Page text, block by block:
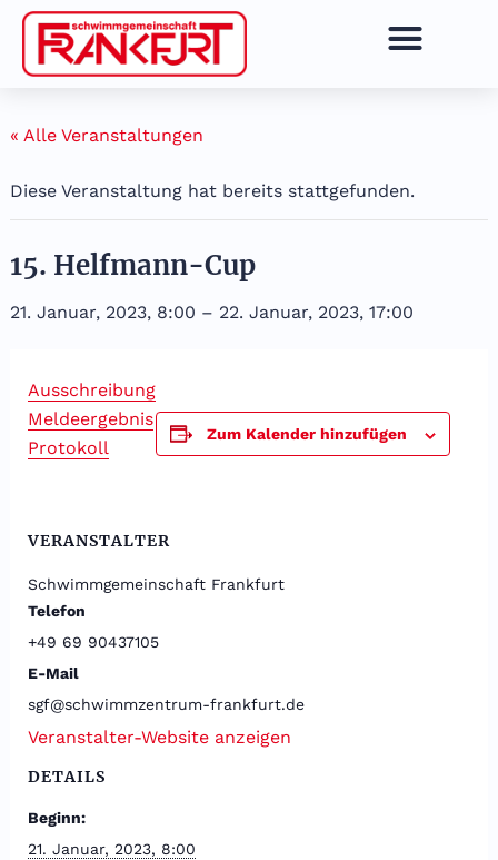
Zum
Inhalt
springen
« Alle Veranstaltungen
Diese Veranstaltung hat bereits stattgefunden.
15. Helfmann-Cup
21. Januar, 2023, 8:00 – 22. Januar, 2023, 17:00
Ausschreibung
Meldeergebnis
Protokoll
Zum Kalender hinzufügen
DETAILS
Beginn:
21. Januar, 2023, 8:00
VERANSTALTER
Schwimmgemeinschaft Frankfurt
Telefon
+49 69 90437105
E-Mail
sgf@schwimmzentrum-frankfurt.de
Veranstalter-Website anzeigen